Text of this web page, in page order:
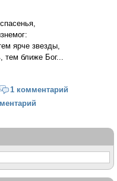
ярче звезды,
тем ближе Бог...
глубже скорбь, тем ближе
(Аполлон Майков)
1 комментарий